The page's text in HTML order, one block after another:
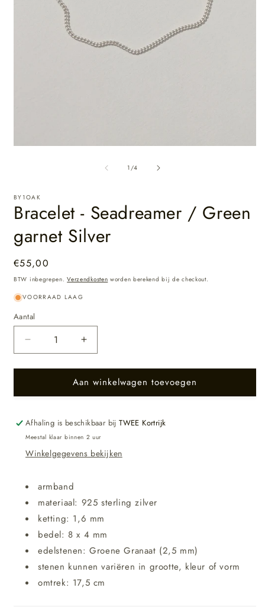
1/van
4
BY1OAK
Bracelet - Seadreamer / Green
garnet Silver
Normale
prijs
€55,00
BTW inbegrepen.Verzendkosten worden berekend bij de checkout.
VOORRAAD LAAG
Aantal
Aantal
verlagen
voor
-
/
Green
Silver
Aantal
verhogen
voor
Bracelet
-
/
Silver
Aan winkelwagen toevoegen
Afhaling is beschikbaar bijTWEE Kortrijk
Meestal klaar binnen 2 uur
Winkelgegevens bekijken
armband
materiaal: 925 sterling zilver
ketting: 1,6 mm
bedel: 8 x 4 mm
edelstenen: Groene Granaat (2,5 mm)
stenen kunnen variëren in grootte, kleur of vorm
omtrek: 17,5 cm